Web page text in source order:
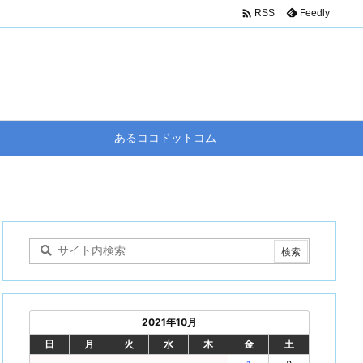
あるココドットコム
 RSS Feedly
2021年10月
日
月 火 水 木 金
土